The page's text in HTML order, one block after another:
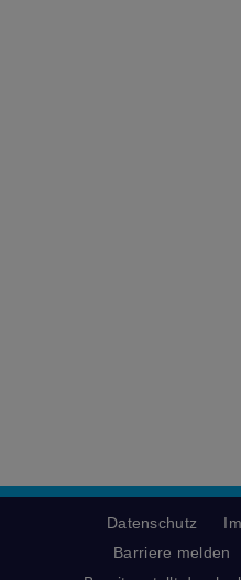
Datenschutz
Barriere melden